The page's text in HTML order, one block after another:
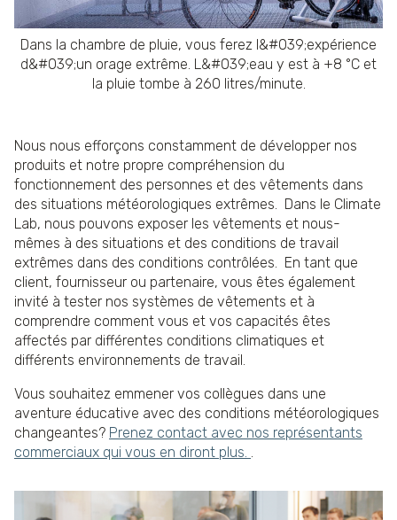
Dans la chambre de pluie, vous ferez l&#039;expérience
d&#039;un orage extrême. L&#039;eau y est à +8 °C et
la pluie tombe à 260 litres/minute.
Nous nous efforçons constamment de développer nos
produits et notre propre compréhension du
fonctionnement des personnes et des vêtements dans
des situations météorologiques extrêmes. Dans le Climate
Lab, nous pouvons exposer les vêtements et nous-
mêmes à des situations et des conditions de travail
extrêmes dans des conditions contrôlées. En tant que
client, fournisseur ou partenaire, vous êtes également
invité à tester nos systèmes de vêtements et à
comprendre comment vous et vos capacités êtes
affectés par différentes conditions climatiques et
différents environnements de travail.
Vous souhaitez emmener vos collègues dans une
aventure éducative avec des conditions météorologiques
changeantes? Prenez contact avec nos représentants
commerciaux qui vous en diront plus.